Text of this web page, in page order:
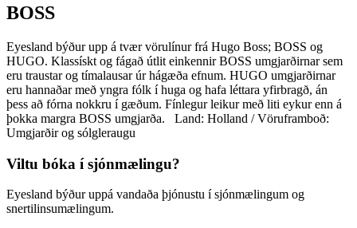
BOSS
Eyesland býður upp á tvær vörulínur frá Hugo Boss; BOSS og
HUGO. Klassískt og fágað útlit einkennir BOSS umgjarðirnar sem
eru traustar og tímalausar úr hágæða efnum. HUGO umgjarðirnar
eru hannaðar með yngra fólk í huga og hafa léttara yfirbragð, án
þess að fórna nokkru í gæðum. Fínlegur leikur með liti eykur enn á
þokka margra BOSS umgjarða. Land: Holland / Vöruframboð:
Umgjarðir og sólgleraugu
Viltu bóka í sjónmælingu?
Eyesland býður uppá vandaða þjónustu í sjónmælingum og
snertilinsumælingum.